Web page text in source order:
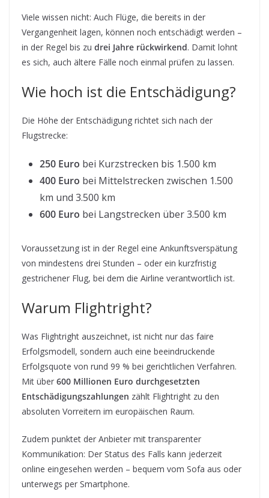
Viele wissen nicht: Auch Flüge, die bereits in der
Vergangenheit lagen, können noch entschädigt werden –
in der Regel bis zu drei Jahre rückwirkend. Damit lohnt
es sich, auch ältere Fälle noch einmal prüfen zu lassen.
Wie hoch ist die Entschädigung?
Die Höhe der Entschädigung richtet sich nach der
Flugstrecke:
250 Euro bei Kurzstrecken bis 1.500 km
400 Euro bei Mittelstrecken zwischen 1.500
km und 3.500 km
600 Euro bei Langstrecken über 3.500 km
Voraussetzung ist in der Regel eine Ankunftsverspätung
von mindestens drei Stunden – oder ein kurzfristig
gestrichener Flug, bei dem die Airline verantwortlich ist.
Warum Flightright?
Was Flightright auszeichnet, ist nicht nur das faire
Erfolgsmodell, sondern auch eine beeindruckende
Erfolgsquote von rund 99 % bei gerichtlichen Verfahren.
Mit über 600 Millionen Euro durchgesetzten
Entschädigungszahlungen zählt Flightright zu den
absoluten Vorreitern im europäischen Raum.
Zudem punktet der Anbieter mit transparenter
Kommunikation: Der Status des Falls kann jederzeit
online eingesehen werden – bequem vom Sofa aus oder
unterwegs per Smartphone.